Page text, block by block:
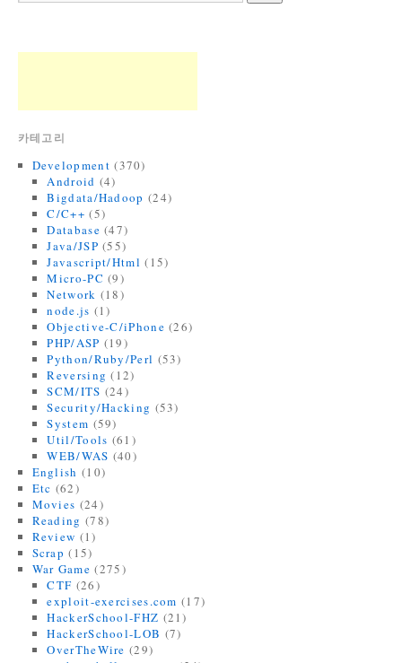
카테고리
Development (370)
Android (4)
Bigdata/Hadoop (24)
C/C++ (5)
Database (47)
Java/JSP (55)
Javascript/Html (15)
Micro-PC (9)
Network (18)
node.js (1)
Objective-C/iPhone (26)
PHP/ASP (19)
Python/Ruby/Perl (53)
Reversing (12)
SCM/ITS (24)
Security/Hacking (53)
System (59)
Util/Tools (61)
WEB/WAS (40)
English (10)
Etc (62)
Movies (24)
Reading (78)
Review (1)
Scrap (15)
War Game (275)
CTF (26)
exploit-exercises.com (17)
HackerSchool-FHZ (21)
HackerSchool-LOB (7)
OverTheWire (29)